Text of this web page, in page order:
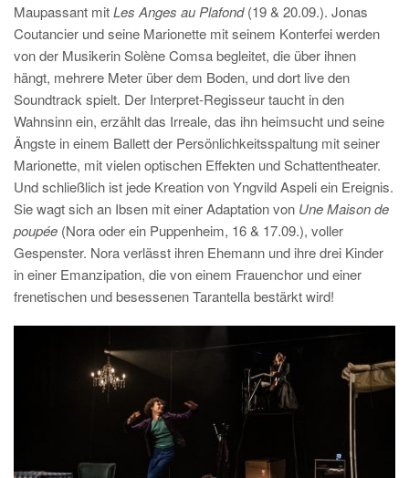
Maupassant mitLes Anges au Plafond(19 & 20.09.). Jonas
Coutancier und seine Marionette mit seinem Konterfei werden
von der Musikerin Solène Comsa begleitet, die über ihnen
hängt, mehrere Meter über dem Boden, und dort live den
Soundtrack spielt. Der Interpret-Regisseur taucht in den
Wahnsinn ein, erzählt das Irreale, das ihn heimsucht und seine
Ängste in einem Ballett der Persönlichkeitsspaltung mit seiner
Marionette, mit vielen optischen Effekten und Schattentheater.
Und schließlich ist jede Kreation von Yngvild Aspeli ein Ereignis.
Sie wagt sich an Ibsen mit einer Adaptation von Une Maison de
poupée (Nora oder ein Puppenheim, 16 & 17.09.), voller
Gespenster. Nora verlässt ihren Ehemann und ihre drei Kinder
in einer Emanzipation, die von einem Frauenchor und einer
frenetischen und besessenen Tarantella bestärkt wird!